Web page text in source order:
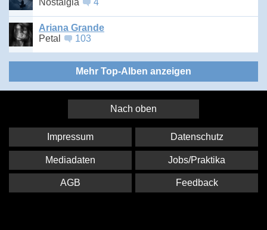
Nostalgia
4
Ariana Grande
Petal
103
Mehr Top-Alben anzeigen
Nach oben
Impressum Datenschutz
Mediadaten Jobs/Praktika
AGB Feedback